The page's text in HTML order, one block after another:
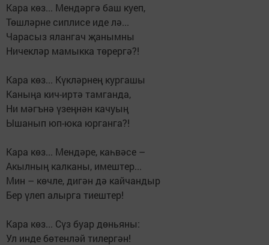
Кара көз... Мендәргә баш куеп,
Төшләрне сиплисе иде лә...
Чарасыз ялангач җанымны
Ничекләр мамыкка төрергә?!
Кара көз... Күкләрнең кургашы
Каныңа кич-иртә тамганда,
Ни мәгънә үзеңнән качуың
Ышанып юп-юка юрганга?!
Кара көз... Мендәре, каһвәсе –
Акылның калканы, имештер...
Мин – көчле, дигән дә кайчандыр
Бер үлеп алырга тиештер!
Кара көз... Сүз буар дөньяны:
Ул инде бөтенләй тилергән!